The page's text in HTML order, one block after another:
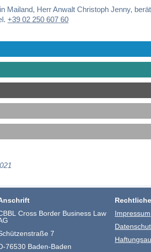
Mailand, Herr Anwalt Christoph Jenny,
+39 02 250 607 60
Cross Border Business Law
7
76530 Baden-Baden
Impressum